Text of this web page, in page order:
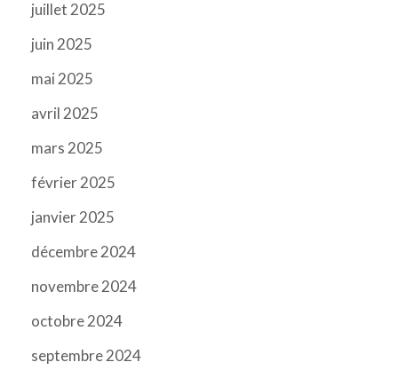
juillet 2025
juin 2025
mai 2025
avril 2025
mars 2025
février 2025
janvier 2025
décembre 2024
novembre 2024
octobre 2024
septembre 2024